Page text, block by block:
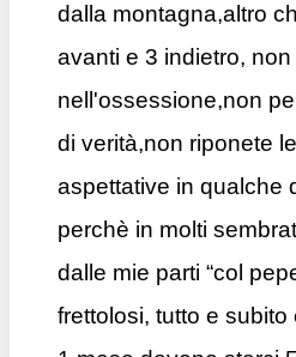
dalla montagna,altro
avanti e 3 indietro,
nell'ossessione,non
di verità,non riponete
aspettative in qualche
perchè in molti
dalle mie parti “col
frettolosi, tutto e